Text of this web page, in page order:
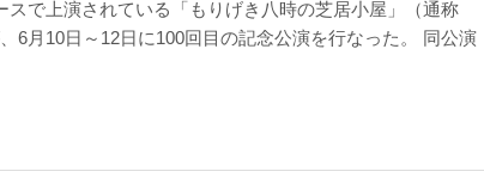
で上演されている「もりげき八時の芝居小屋」（通称
6月10日～12日に100回目の記念公演を行なった。 同公演